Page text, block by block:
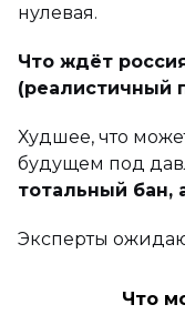
нулевая.
Что ждёт
(реалистичный
Худшее, что
будущем под
тотальный бан,
Эксперты
Что